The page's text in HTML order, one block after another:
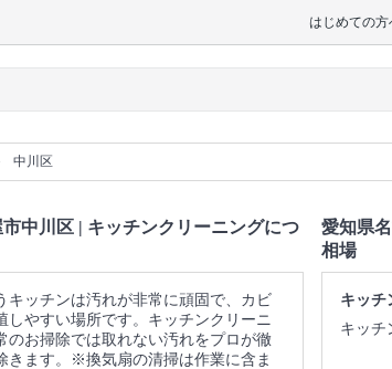
はじめての方
中川区
中川区 | キッチンクリーニングにつ
キッチンは汚れが非常に頑固で、カビ
しやすい場所です。キッチンクリーニ
のお掃除では取れない汚れをプロが徹
きます。※換気扇の清掃は作業に含ま
愛知県
相場
キッチ
キッチ